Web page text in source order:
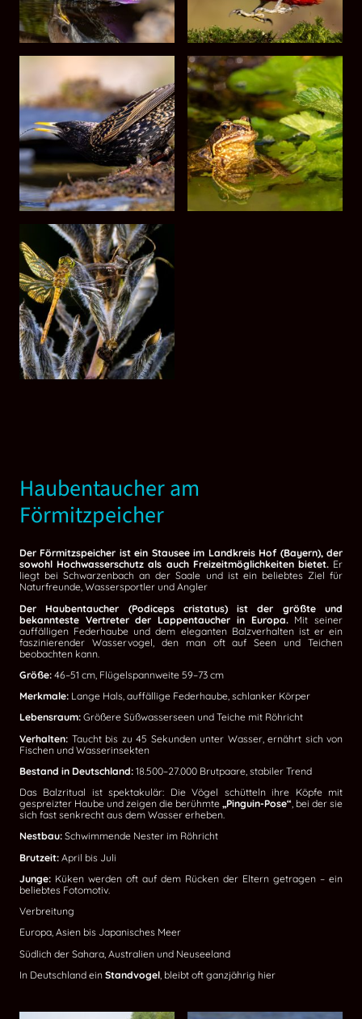
Haubentaucher am
Förmitzpeicher
Der Förmitzspeicher ist ein Stausee im Landkreis Hof (Bayern), der
sowohl Hochwasserschutz als auch Freizeitmöglichkeiten bietet.Er
liegt bei Schwarzenbach an der Saale und ist ein beliebtes Ziel für
Naturfreunde, Wassersportler und Angler
Der Haubentaucher (Podiceps cristatus) ist der größte und
bekannteste Vertreter der Lappentaucher in Europa.Mit seiner
auffälligen Federhaube und dem eleganten Balzverhalten ist er ein
faszinierender Wasservogel, den man oft auf Seen und Teichen
beobachten kann.
Größe: 46–51 cm, Flügelspannweite 59–73 cm
Merkmale: Lange Hals, auffällige Federhaube, schlanker Körper
Lebensraum: Größere Süßwasserseen und Teiche mit Röhricht
Verhalten: Taucht bis zu 45 Sekunden unter Wasser, ernährt sich von
Fischen und Wasserinsekten
Bestand in Deutschland: 18.500–27.000 Brutpaare, stabiler Trend
Das Balzritual ist spektakulär: Die Vögel schütteln ihre Köpfe mit
gespreizter Haube und zeigen die berühmte „Pinguin-Pose“, bei der sie
sich fast senkrecht aus dem Wasser erheben.
Nestbau: Schwimmende Nester im Röhricht
Brutzeit: April bis Juli
Junge: Küken werden oft auf dem Rücken der Eltern getragen – ein
beliebtes Fotomotiv.
Verbreitung
Europa, Asien bis Japanisches Meer
Südlich der Sahara, Australien und Neuseeland
In Deutschland ein Standvogel , bleibt oft ganzjährig hier